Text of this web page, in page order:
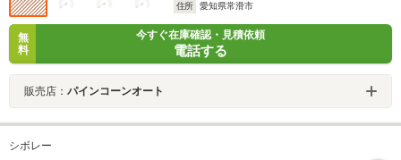
住所
愛知県常滑市
無
料
今すぐ在庫確認・見積依頼
電話する
販売店： パインコーンオート
シボレー